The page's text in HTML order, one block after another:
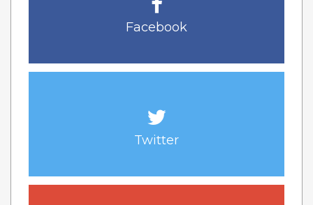
Facebook
Twitter